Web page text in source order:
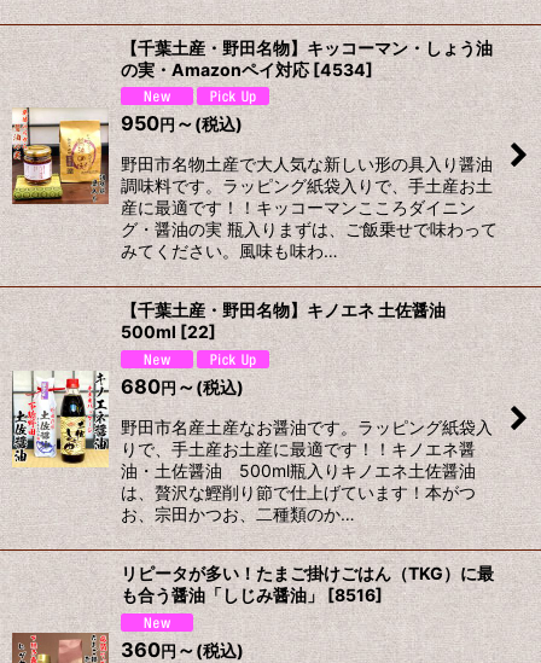
【千葉土産・野田名物】キッコーマン・しょう油
の実・Amazonペイ対応 [4534]
950円～(税込)
野田市名物土産で大人気な新しい形の具入り醤油
調味料です。ラッピング紙袋入りで、手土産お土
産に最適です！！キッコーマンこころダイニン
グ・醤油の実 瓶入りまずは、ご飯乗せで味わって
みてください。風味も味わ…
【千葉土産・野田名物】キノエネ 土佐醤油
500ml [22]
680円～(税込)
野田市名産土産なお醤油です。ラッピング紙袋入
りで、手土産お土産に最適です！！キノエネ醤
油・土佐醤油 500ml瓶入りキノエネ土佐醤油
は、贅沢な鰹削り節で仕上げています！本がつ
お、宗田かつお、二種類のか…
リピータが多い！たまご掛けごはん（TKG）に最
も合う醤油「しじみ醤油」 [8516]
360円 ～(税込)